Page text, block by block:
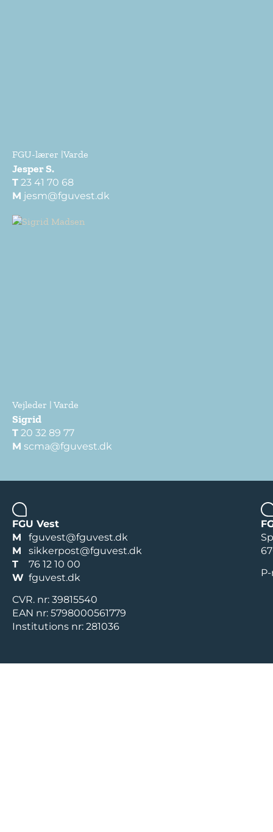
FGU-lærer |Varde
Jesper S.
T 23 41 70 68
M jesm@fguvest.dk
Vejleder | Varde
Sigrid
T 20 32 89 77
M scma@fguvest.dk
FGU Vest
M
fguvest@fguvest.dk
M
sikkerpost@fguvest.dk
T
76 12 10 00
W fguvest.dk
CVR. nr: 39815540
EAN nr: 5798000561779
Institutions nr: 281036